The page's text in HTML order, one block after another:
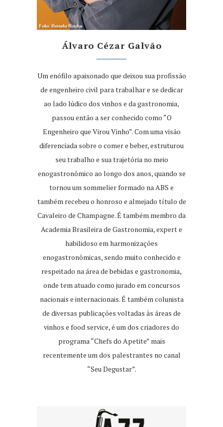
Álvaro Cézar Galvão
Um enófilo apaixonado que deixou sua profissão
de engenheiro civil para trabalhar e se dedicar
ao lado lúdico dos vinhos e da gastronomia,
passou então a ser conhecido como “O
Engenheiro que Virou Vinho”. Com uma visão
diferenciada sobre o comer e beber, estruturou
seu trabalho e sua trajetória no meio
enogastronômico ao longo dos anos, quando se
tornou um sommelier formado na ABS e
também recebeu o honroso e almejado título de
Cavaleiro de Champagne. É também membro da
Academia Brasileira de Gastronomia, expert e
habilidoso em harmonizações
enogastronômicas, sendo muito conhecido e
respeitado na área de bebidas e gastronomia,
onde tem atuado como jurado em concursos
nacionais e internacionais. É também colunista
de diversas publicações voltadas às áreas de
vinhos e food service, é um dos criadores do
programa “Chefs do Apetite” mais
recentemente um dos palestrantes no canal
“Seu Degustar”.